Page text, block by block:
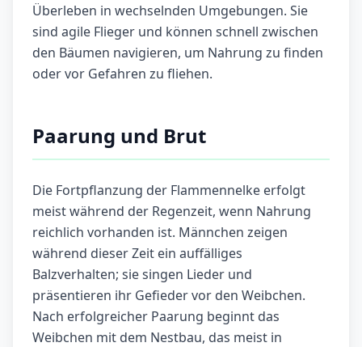
Überleben in wechselnden Umgebungen. Sie
sind agile Flieger und können schnell zwischen
den Bäumen navigieren, um Nahrung zu finden
oder vor Gefahren zu fliehen.
Paarung und Brut
Die Fortpflanzung der Flammennelke erfolgt
meist während der Regenzeit, wenn Nahrung
reichlich vorhanden ist. Männchen zeigen
während dieser Zeit ein auffälliges
Balzverhalten; sie singen Lieder und
präsentieren ihr Gefieder vor den Weibchen.
Nach erfolgreicher Paarung beginnt das
Weibchen mit dem Nestbau, das meist in